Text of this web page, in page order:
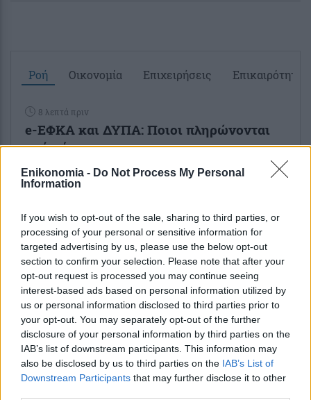
Enikonomia - Do Not Process My Personal
Information
If you wish to opt-out of the sale, sharing to third parties, or
processing of your personal or sensitive information for
targeted advertising by us, please use the below opt-out
section to confirm your selection. Please note that after your
opt-out request is processed you may continue seeing
interest-based ads based on personal information utilized by
us or personal information disclosed to third parties prior to
your opt-out. You may separately opt-out of the further
disclosure of your personal information by third parties on the
IAB’s list of downstream participants. This information may
also be disclosed by us to third parties on the IAB’s List of
Downstream Participants that may further disclose it to other
Ροή Οικονομία Επιχειρήσεις Επικαιρότητα
8 λεπτά πριν
e-ΕΦΚΑ και ΔΥΠΑ: Ποιοι πληρώνονται
από σήμερα
38 λεπτά πριν
«μικροσκόπιο» της ΑΑΔΕ και της ΓΓΠΣ
με τη βοήθεια της τεχνητής...
Τουρισμός για Όλους: Όλα τα ΑΦΜ
καταθέτουν αίτηση από σήμερα – Πότε
εκπνέει η προθεσμία